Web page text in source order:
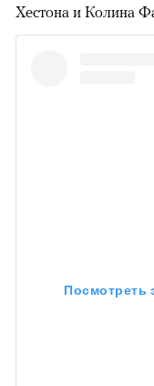
Хестона и Колина
Посмотреть